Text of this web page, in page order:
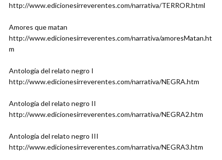
http://www.edicionesirreverentes.com/narrativa/TERROR.html
Amores que matan
http://www.edicionesirreverentes.com/narrativa/amoresMatan.ht
m
Antología del relato negro I
http://www.edicionesirreverentes.com/narrativa/NEGRA.htm
Antología del relato negro II
http://www.edicionesirreverentes.com/narrativa/NEGRA2.htm
Antología del relato negro III
http://www.edicionesirreverentes.com/narrativa/NEGRA3.htm